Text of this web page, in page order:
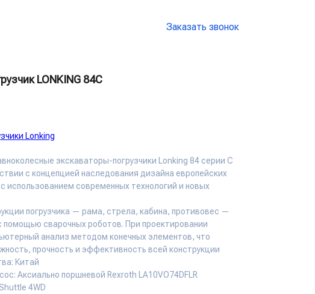
Заказать звонок
LONKING 84C
Lonking
экскаваторы-погрузчики Lonking 84 серии C
с концепцией наследования дизайна европейских
использованием современных технологий и новых
погрузчика — рама, стрела, кабина, противовес —
помощью сварочных роботов. При проектировании
анализ методом конечных элементов, что
прочность и эффективность всей конструкции
Китай
Аксиально поршневой Rexroth LA10VO74DFLR
4WD